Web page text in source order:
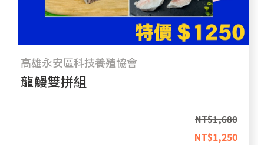
高雄永安區科技養殖協會
龍鰻雙拼組
NT$1,680
NT$1,250